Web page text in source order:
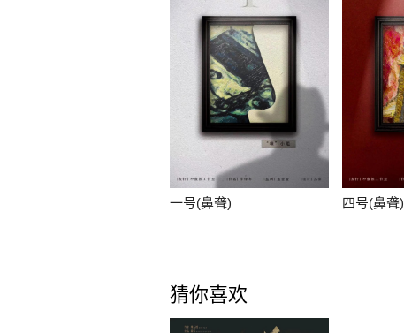
一号(鼻聋) 四号(鼻聋)
猜你喜欢